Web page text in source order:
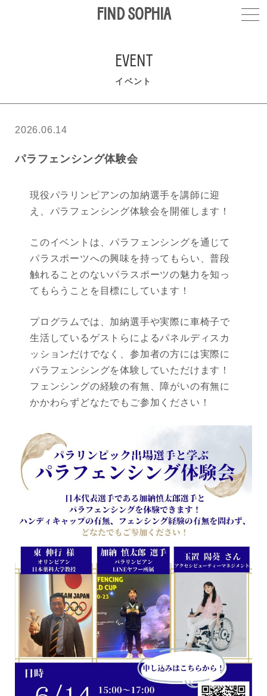
FIND SOPHIA
EVENT
イベント
2026.06.14
パラフェンシング体験会
現役パラリンピアンの加納選手を講師に迎
え、パラフェンシング体験会を開催します！
このイベントは、パラフェンシングを通じて
パラスポーツへの興味を持ってもらい、普段
触れることのないパラスポーツの魅力を知っ
てもらうことを目標にしています！
プログラムでは、加納選手や実際に車椅子で
生活しているゲストらによるパネルディスカ
ッションだけでなく、参加者の方には実際に
パラフェンシングを体験していただけます！
フェンシングの経験の有無、障がいの有無に
かかわらずどなたでもご参加ください！